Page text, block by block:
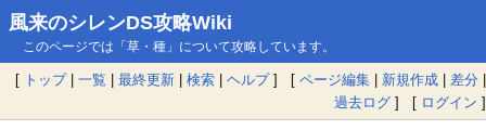
風来のシレンDS攻略Wiki
このページでは「草・種」について攻略しています。
[ トップ| 一覧 | 最終更新 | 検索 | ヘルプ] [ ページ編集 | 新規作成 | 差分 |
過去ログ ] [ ログイン ]